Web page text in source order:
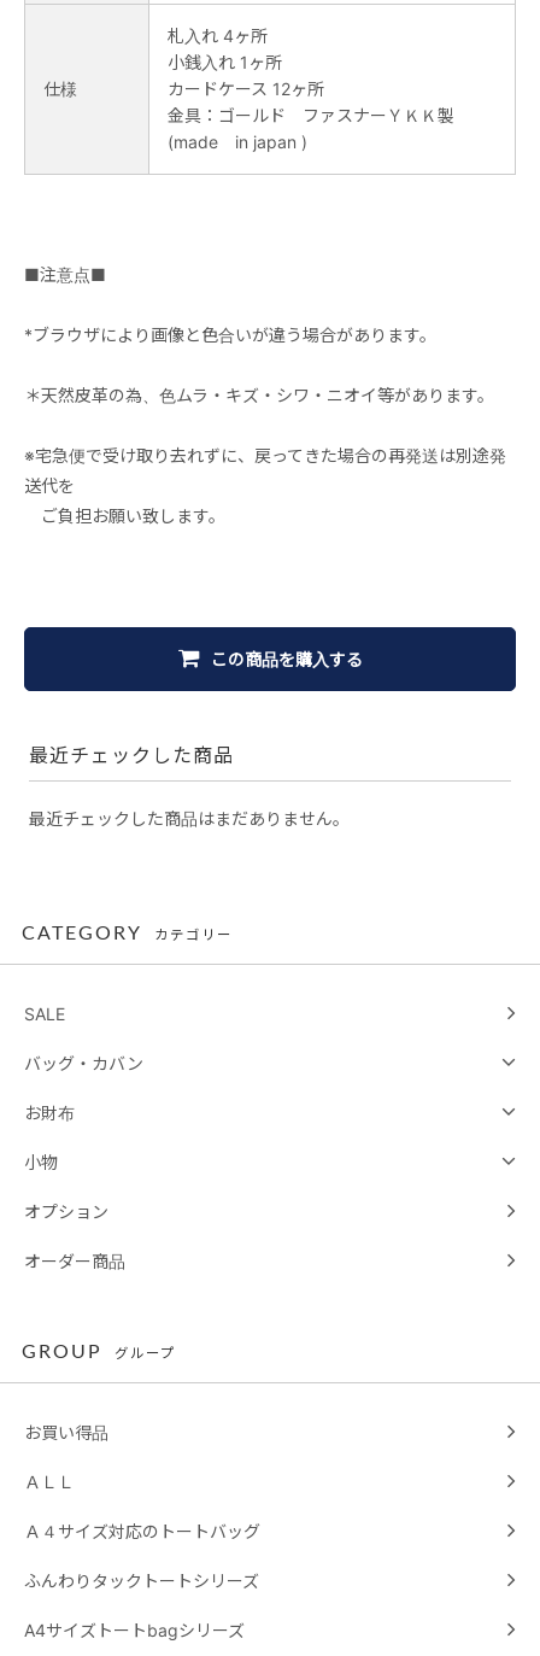
仕様
札入れ 4ヶ所
小銭入れ 1ヶ所
カードケース 12ヶ所
金具：ゴールド ファスナーＹＫＫ製
(made in japan )
■注意点■
*ブラウザにより画像と色合いが違う場合があります。
＊天然皮革の為、色ムラ・キズ・シワ・ニオイ等があります。
※宅急便で受け取り去れずに、戻ってきた場合の再発送は別途発
送代を
ご負担お願い致します。
この商品を購入する
最近チェックした商品
最近チェックした商品はまだありません。
CATEGORY カテゴリー
SALE
バッグ・カバン
お財布
小物
オプション
オーダー商品
GROUP グループ
お買い得品
ＡＬＬ
Ａ４サイズ対応のトートバッグ
ふんわりタックトートシリーズ
A4サイズトートbagシリーズ